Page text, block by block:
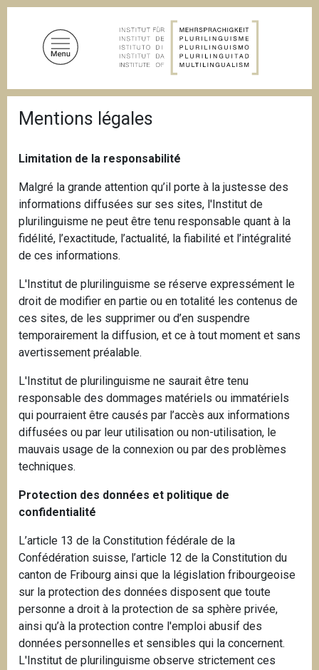
D
f
a
n
a
i
g
a
i
o
Mentions légales
Limitation de la responsabilité
Malgré la grande attention qu’il porte à la justesse des
informations diffusées sur ses sites, l'Institut de
plurilinguisme ne peut être tenu responsable quant à la
fidélité, l’exactitude, l’actualité, la fiabilité et l’intégralité
de ces informations.
L'Institut de plurilinguisme se réserve expressément le
droit de modifier en partie ou en totalité les contenus de
ces sites, de les supprimer ou d’en suspendre
temporairement la diffusion, et ce à tout moment et sans
avertissement préalable.
L'Institut de plurilinguisme ne saurait être tenu
responsable des dommages matériels ou immatériels
qui pourraient être causés par l’accès aux informations
diffusées ou par leur utilisation ou non-utilisation, le
mauvais usage de la connexion ou par des problèmes
techniques.
Protection des données et politique de
confidentialité
L’article 13 de la Constitution fédérale de la
Confédération suisse, l’article 12 de la Constitution du
canton de Fribourg ainsi que la législation fribourgeoise
sur la protection des données disposent que toute
personne a droit à la protection de sa sphère privée,
ainsi qu’à la protection contre l'emploi abusif des
données personnelles et sensibles qui la concernent.
L'Institut de plurilinguisme observe strictement ces